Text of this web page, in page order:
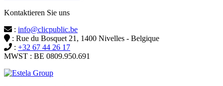
Kontaktieren Sie uns
: info@clicpublic.be
: Rue du Bosquet 21, 1400 Nivelles - Belgique
: +32 67 44 26 17
MWST : BE 0809.950.691